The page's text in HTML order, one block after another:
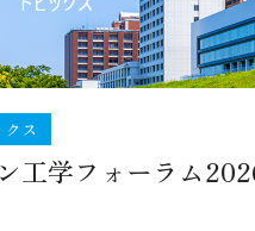
クス
工学フォーラム